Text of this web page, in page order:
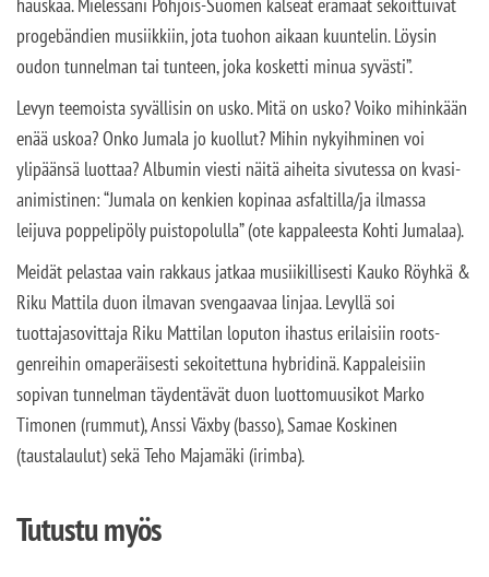
hauskaa. Mielessäni Pohjois-Suomen kalseat erämaat sekoittuivat
progebändien musiikkiin, jota tuohon aikaan kuuntelin. Löysin
oudon tunnelman tai tunteen, joka kosketti minua syvästi”.
Levyn teemoista syvällisin on usko. Mitä on usko? Voiko mihinkään
enää uskoa? Onko Jumala jo kuollut? Mihin nykyihminen voi
ylipäänsä luottaa? Albumin viesti näitä aiheita sivutessa on kvasi-
animistinen: “Jumala on kenkien kopinaa asfaltilla/ja ilmassa
leijuva poppelipöly puistopolulla” (ote kappaleesta Kohti Jumalaa).
Meidät pelastaa vain rakkaus jatkaa musiikillisesti Kauko Röyhkä &
Riku Mattila duon ilmavan svengaavaa linjaa. Levyllä soi
tuottajasovittaja Riku Mattilan loputon ihastus erilaisiin roots-
genreihin omaperäisesti sekoitettuna hybridinä. Kappaleisiin
sopivan tunnelman täydentävät duon luottomuusikot Marko
Timonen (rummut), Anssi Växby (basso), Samae Koskinen
(taustalaulut) sekä Teho Majamäki (irimba).
Tutustu myös